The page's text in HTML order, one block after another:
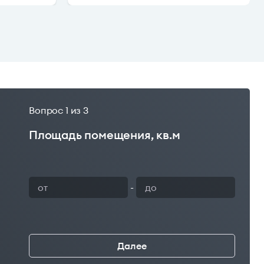
Вопрос 1 из 3
Площадь помещения, кв.м
-
Далее